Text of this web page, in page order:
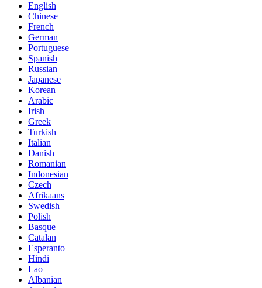
English
Chinese
French
German
Portuguese
Spanish
Russian
Japanese
Korean
Arabic
Irish
Greek
Turkish
Italian
Danish
Romanian
Indonesian
Czech
Afrikaans
Swedish
Polish
Basque
Catalan
Esperanto
Hindi
Lao
Albanian